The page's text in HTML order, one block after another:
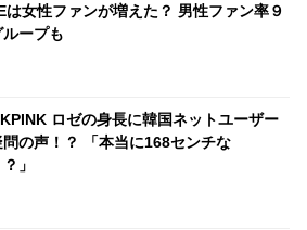
は女性ファンが増えた？ 男性ファン率９
ープも
ロゼの身長に韓国ネットユーザー
の声！？ 「本当に168センチな
」